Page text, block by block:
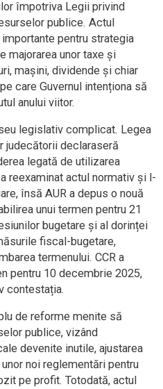
împotriva Legii privind
publice. Actul
pentru strategia
majorarea unor taxe și
maşini, dividende și chiar
care Guvernul intenționa să
anului viitor.
legislativ complicat. Legea
judecătorii declaraseră
legată de utilizarea
reexaminat actul normativ și l-
însă AUR a depus o nouă
unui termen pentru 21
bugetare și al dorinței
fiscal-bugetare,
termenului. CCR a
pentru 10 decembrie 2025,
contestația.
de reforme menite să
publice, vizând
devenite inutile, ajustarea
noi reglementări pentru
pe profit. Totodată, actul